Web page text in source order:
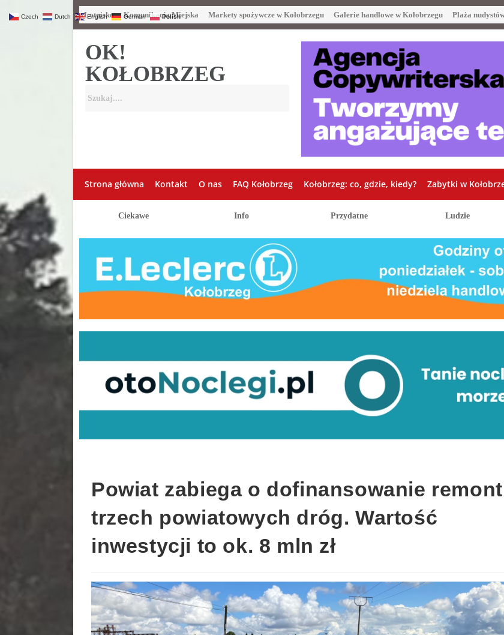
Lotnisko Komunikacja Miejska Markety spożywcze w Kołobrzegu Galerie handlowe w Kołobrzegu Plaża
OK!
KOŁOBRZEG
Strona główna Kontakt O nas FAQ Kołobrzeg Kołobrzeg: co, gdzie, kiedy? Zabytki w
Ciekawe Info Przydatne Ludzie
Powiat zabiega o dofinansowanie
trzech powiatowych dróg. Wartość
inwestycji to ok. 8 mln zł
Czech Dutch English German Polish